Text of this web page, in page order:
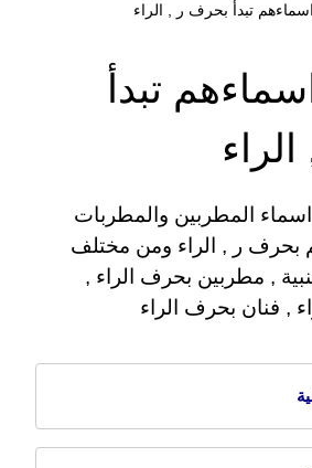
تبدأ بحرف ر , الراء
تبدأ
المطربين والمطربات
بحرف ر , الراء ومن مختلف
, مطربين بحرف الراء ,
, فنان بحرف الراء